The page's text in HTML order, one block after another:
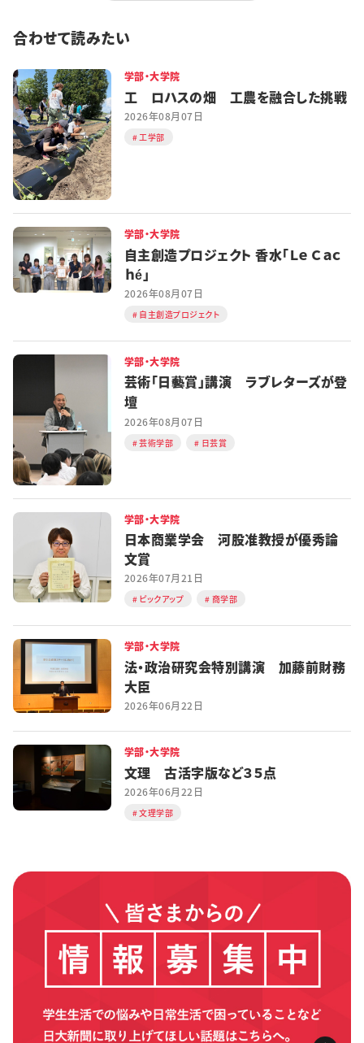
合わせて読みたい
学部・大学院
工 ロハスの畑 工農を融合した挑戦
2026年08月07日
工学部
学部・大学院
自主創造プロジェクト 香水「Ｌｅ Ｃａｃ
ｈé」
2026年08月07日
自主創造プロジェクト
学部・大学院
芸術「日藝賞」講演 ラブレターズが登
壇
2026年08月07日
芸術学部 日芸賞
学部・大学院
日本商業学会 河股准教授が優秀論
文賞
2026年07月21日
ピックアップ 商学部
学部・大学院
法・政治研究会特別講演 加藤前財務
大臣
2026年06月22日
学部・大学院
文理 古活字版など３５点
2026年06月22日
文理学部